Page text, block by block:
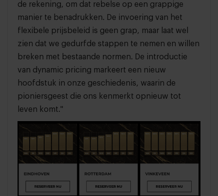
de rekening, om dat rebelse op een grappige
manier te benadrukken. De invoering van het
flexibele prijsbeleid is geen grap, maar laat wel
zien dat we gedurfde stappen te nemen en willen
breken met bestaande normen. De introductie
van dynamic pricing markeert een nieuw
hoofdstuk in onze geschiedenis, waarin de
pioniersgeest die ons kenmerkt opnieuw tot
leven komt."